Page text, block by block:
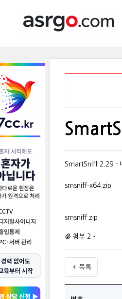
SmartSniff 2.29 -
smsniff-x64.zip
smsniff.zip
첨부 2
목록